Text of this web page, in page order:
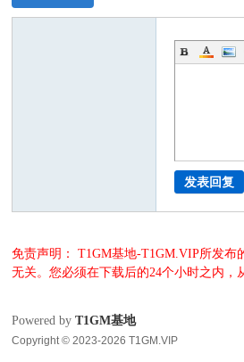
发表回复
免责声明： T1GM基地-T1GM.VIP所发
无关。您必须在下载后的24个小时之内
Powered byT1GM基地
Copyright © 2023-2026 T1GM.VIP